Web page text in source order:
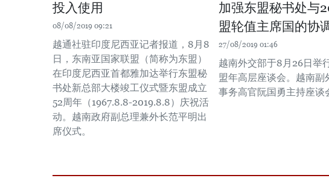
投入使用
08/08/2019 09:21
越通社驻印度尼西亚记者报道，8月8
日，东南亚国家联盟（简称为东盟）
在印度尼西亚首都雅加达举行东盟秘
书处新总部大楼竣工仪式暨东盟成立
52周年（1967.8.8-2019.8.8）庆祝活
动。越南政府副总理兼外长范平明出
席仪式。
加强东盟秘书处与
盟轮值主席国的协
27/08/2019 01:46
越南外交部于8月26日举
盟年高层座谈会。越南副
事务高官阮国勇主持座谈